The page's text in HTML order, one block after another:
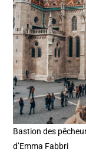
Bastion des
d’Emma Fabbri